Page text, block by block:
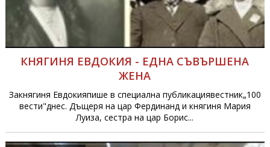
КНЯГИНЯ ЕВДОКИЯ - ЕДНА СЪВЪРШЕНА
ЖЕНА
Закнягиня Евдокияпише в специална публикациявестник„100
вести"днес. Дъщеря на цар Фердинанд и княгиня Мария
Луиза, сестра на цар Борис...